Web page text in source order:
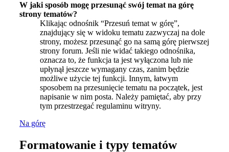
W jaki sposób mogę przesunąć swój temat na górę
strony tematów?
Klikając odnośnik “Przesuń temat w górę”,
znajdujący się w widoku tematu zazwyczaj na dole
strony, możesz przesunąć go na samą górę pierwszej
strony forum. Jeśli nie widać takiego odnośnika,
oznacza to, że funkcja ta jest wyłączona lub nie
upłynął jeszcze wymagany czas, zanim będzie
możliwe użycie tej funkcji. Innym, łatwym
sposobem na przesunięcie tematu na początek, jest
napisanie w nim posta. Należy pamiętać, aby przy
tym przestrzegać regulaminu witryny.
Na górę
Formatowanie i typy tematów